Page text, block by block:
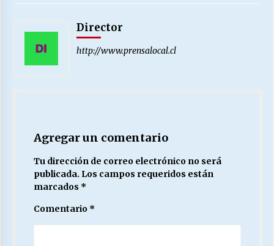
Director
http://www.prensalocal.cl
Agregar un comentario
Tu dirección de correo electrónico no será
publicada. Los campos requeridos están
marcados *
Comentario *